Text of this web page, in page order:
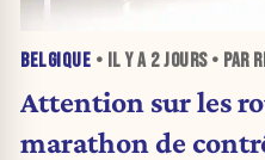
BELGIQUE • IL Y A 2 JOURS• PAR
Attention sur les
marathon de